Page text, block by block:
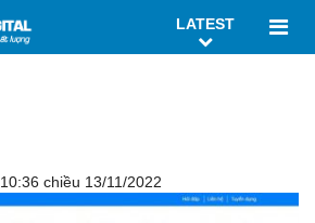
LATEST
10:36 chiều 13/11/2022